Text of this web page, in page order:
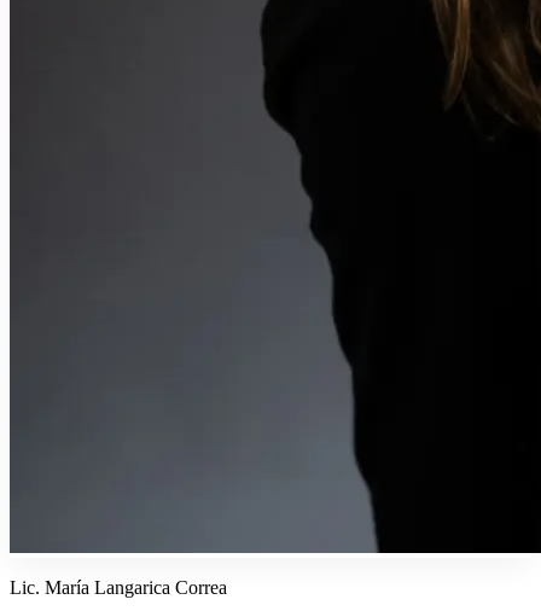
Lic. María Langarica Correa